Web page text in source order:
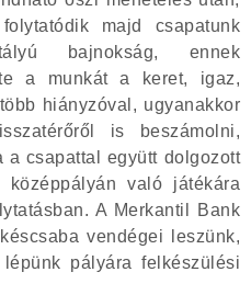
majd csapatunk
bajnokság, ennek
a munkát a keret, igaz,
hiányzóval, ugyanakkor
is beszámolni,
a csapattal együtt dolgozott
középpályán való játékára
A Merkantil Bank
vendégei leszünk,
pályára felkészülési